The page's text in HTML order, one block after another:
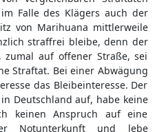
Falle des Klägers auch der
von Marihuana mittlerweile
straffrei bleibe, denn der
zumal auf offener Straße, sei
Straftat. Bei einer Abwägung
das Bleibeinteresse. Der
Deutschland auf, habe keine
keinen Anspruch auf eine
Notunterkunft und lebe